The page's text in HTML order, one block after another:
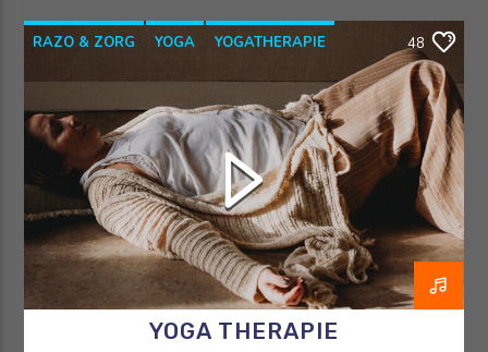
RAZO & ZORG YOGA
YOGATHERAPIE
YOGAWITHBIDDY
48
YOGA THERAPIE